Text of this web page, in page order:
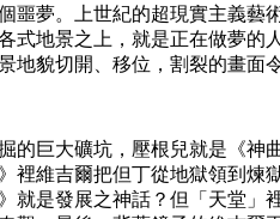
噩夢。上世紀的超現實主義藝
式地景之上，就是正在做夢
地貌切開、移位，割裂的畫面
的巨大礦坑，壓根兒就是《
裡維吉爾把但丁從地獄領到
就是發展之神話？但「天堂」